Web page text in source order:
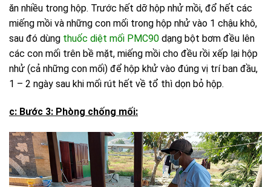
ăn nhiều trong hộp. Trước hết dỡ hộp nhử mồi, đổ hết các
miếng mồi và những con mối trong hộp nhử vào 1 chậu khô,
sau đó dùng thuốc diệt mối PMC90 dạng bột bơm đều lên
các con mối trên bề mặt, miếng mồi cho đều rồi xếp lại hộp
nhử (cả những con mối) để hộp khử vào đúng vị trí ban đầu,
1 – 2 ngày sau khi mối rút hết về tổ thì dọn bỏ hộp.
c: Bước 3: Phòng chống mối: